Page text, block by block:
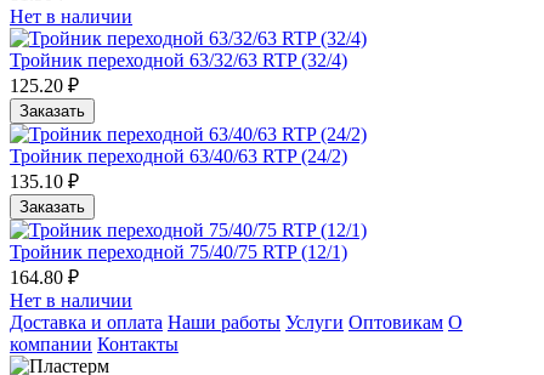
Нет в наличии
Тройник переходной 63/32/63 RTP (32/4)
125.20 ₽
Заказать
Тройник переходной 63/40/63 RTP (24/2)
135.10 ₽
Заказать
Тройник переходной 75/40/75 RTP (12/1)
164.80 ₽
Нет в наличии
Доставка и оплата Наши работы Услуги Оптовикам О
компании Контакты